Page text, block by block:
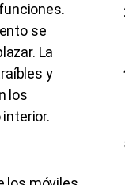
se
La
y
los